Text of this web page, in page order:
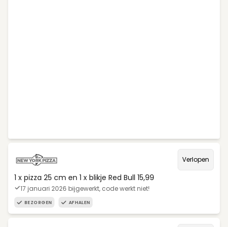
Verlopen
1 x pizza 25 cm en 1 x blikje Red Bull 15,99
17 januari 2026 bijgewerkt, code werkt niet!
BEZORGEN AFHALEN